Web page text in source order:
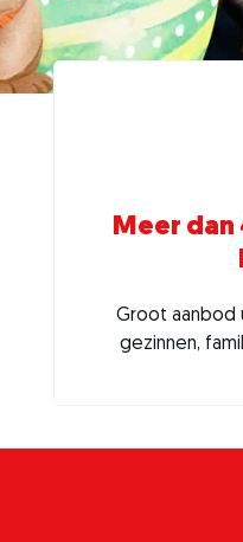
Meer dan
Groot aanbod
gezinnen,